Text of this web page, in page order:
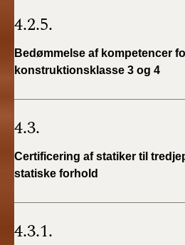
4.2.5.
Bedømmelse af kompetencer
konstruktionsklasse 3 og 4
4.3.
Certificering af statiker til
statiske forhold
4.3.1.